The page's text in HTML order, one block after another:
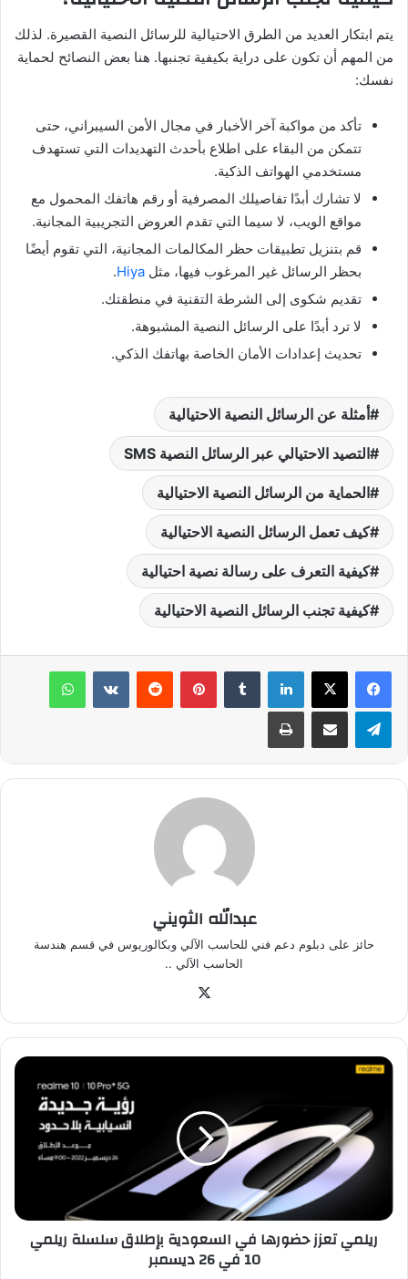
يتم ابتكار العديد من الطرق الاحتيالية للرسائل النصية القصيرة. لذلك
من المهم أن تكون على دراية بكيفية تجنبها. هنا بعض النصائح لحماية
نفسك:
تأكد من مواكبة آخر الأخبار في مجال الأمن السيبراني، حتى
تتمكن من البقاء على اطلاع بأحدث التهديدات التي تستهدف
مستخدمي الهواتف الذكية.
لا تشارك أبدًا تفاصيلك المصرفية أو رقم هاتفك المحمول مع
مواقع الويب، لا سيما التي تقدم العروض التجريبية المجانية.
قم بتنزيل تطبيقات حظر المكالمات المجانية، التي تقوم أيضًا
بحظر الرسائل غير المرغوب فيها، مثل Hiya
.
تقديم شكوى إلى الشرطة التقنية في منطقتك.
لا ترد أبدًا على الرسائل النصية المشبوهة.
تحديث إعدادات الأمان الخاصة بهاتفك الذكي.
أمثلة عن الرسائل النصية الاحتيالية
التصيد الاحتيالي عبر الرسائل النصية SMS
الحماية من الرسائل النصية الاحتيالية
كيف تعمل الرسائل النصية الاحتيالية
كيفية التعرف على رسالة نصية احتيالية
كيفية تجنب الرسائل النصية الاحتيالية
لينكدإن بينتيريست واتساب
تيلقرام مشاركة عبر البريد طباعة
عبدالله الثويني
حائز على دبلوم دعم فني للحاسب الآلي وبكالوريوس في قسم هندسة
الحاسب الآلي ..
ريلمي
السعودية
بإطلاق
10
ريلمي تعزز حضورها في السعودية بإطلاق سلسلة ريلمي
10 في 26 ديسمبر